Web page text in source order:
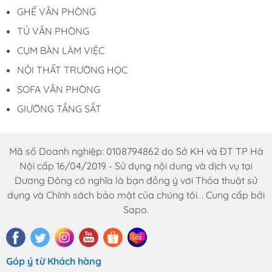
GHẾ VĂN PHÒNG
TỦ VĂN PHÒNG
CỤM BÀN LÀM VIỆC
NỘI THẤT TRƯỜNG HỌC
SOFA VĂN PHÒNG
GIƯỜNG TẦNG SẮT
Mã số Doanh nghiệp: 0108794862 do Sở KH và ĐT TP Hà
Nội cấp 16/04/2019 - Sử dụng nội dung và dịch vụ tại
Dương Đông có nghĩa là bạn đồng ý với Thỏa thuật sử
dụng và Chính sách bảo mật của chúng tôi. . Cung cấp bởi
Sapo.
Góp ý từ Khách hàng